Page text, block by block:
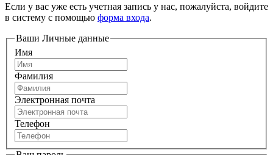
Если у вас уже есть учетная запись у нас, пожалуйста, войдите
в систему с помощью форма входа.
Ваши Личные данные
Имя
Фамилия
Электронная почта
Телефон